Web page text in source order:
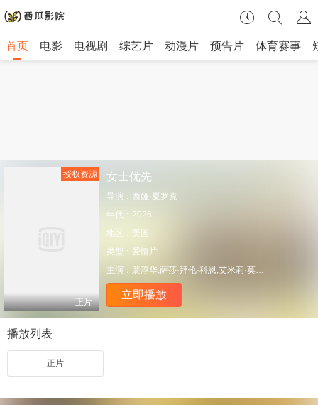
首页 电影 电视剧 综艺片 动漫片 预告片 体育赛事
正片
授权资源 女士优先
导演： 西娅·夏罗克
年代： 2026
地区： 美国
类型： 爱情片
主演： 裴淳华,萨莎·拜伦·科恩,艾米莉·莫迪默,理查德·E·格兰特,查尔斯·丹斯,费奥纳·肖,凯瑟琳·亨特,韦鲁切·欧皮亚,比尔·帕特森,保罗·查希迪,汤姆·戴维斯,玛雅·西蒙森,卡迪夫·克尔万,玛丽·罗斯科,丹尼·艾肖克,Jordan Metcalfe,Ashley Bagley,Michael Sheldon,Dani Moseley,布里吉塔·罗伊
立即播放
播放列表
正片